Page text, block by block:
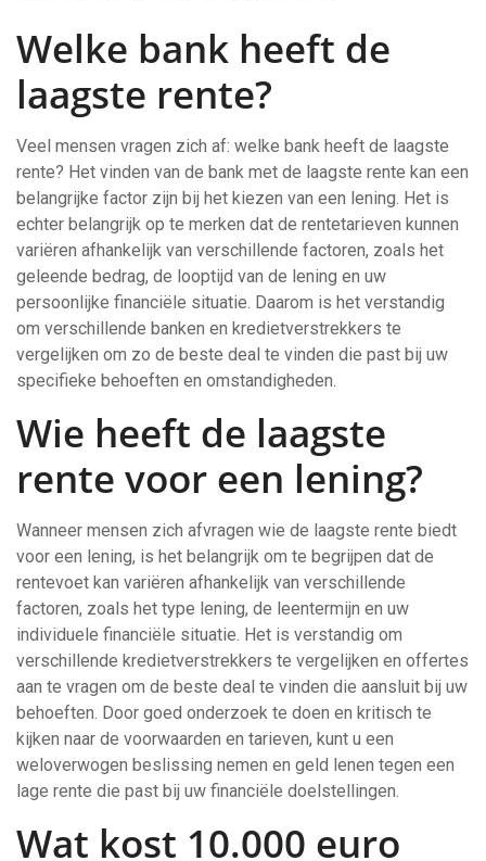
Welke bank heeft de
laagste rente?
Veel mensen vragen zich af: welke bank heeft de laagste
rente? Het vinden van de bank met de laagste rente kan een
belangrijke factor zijn bij het kiezen van een lening. Het is
echter belangrijk op te merken dat de rentetarieven kunnen
variëren afhankelijk van verschillende factoren, zoals het
geleende bedrag, de looptijd van de lening en uw
persoonlijke financiële situatie. Daarom is het verstandig
om verschillende banken en kredietverstrekkers te
vergelijken om zo de beste deal te vinden die past bij uw
specifieke behoeften en omstandigheden.
Wie heeft de laagste
rente voor een lening?
Wanneer mensen zich afvragen wie de laagste rente biedt
voor een lening, is het belangrijk om te begrijpen dat de
rentevoet kan variëren afhankelijk van verschillende
factoren, zoals het type lening, de leentermijn en uw
individuele financiële situatie. Het is verstandig om
verschillende kredietverstrekkers te vergelijken en offertes
aan te vragen om de beste deal te vinden die aansluit bij uw
behoeften. Door goed onderzoek te doen en kritisch te
kijken naar de voorwaarden en tarieven, kunt u een
weloverwogen beslissing nemen en geld lenen tegen een
lage rente die past bij uw financiële doelstellingen.
Wat kost 10.000 euro